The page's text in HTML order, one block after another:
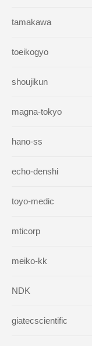
tamakawa
toeikogyo
shoujikun
magna-tokyo
hano-ss
echo-denshi
toyo-medic
mticorp
meiko-kk
NDK
giatecscientific